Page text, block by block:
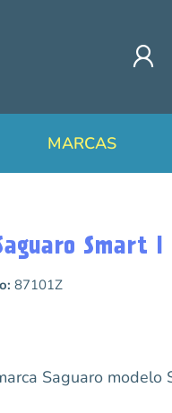
MARCAS
Smart I
87101Z
Saguaro modelo